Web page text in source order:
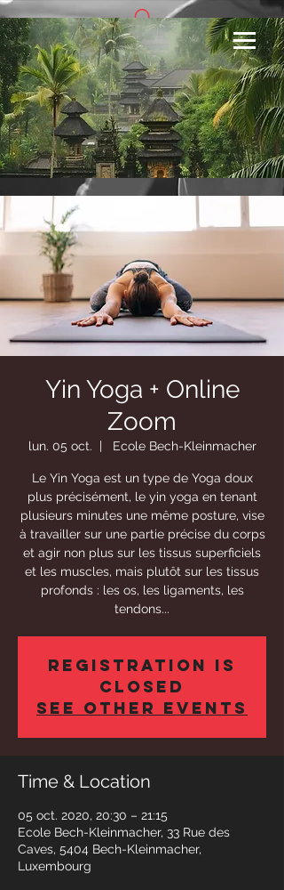
Se connecter
Yin Yoga + Online
Zoom
lun. 05 oct.
  |
Ecole Bech-Kleinmacher
Le Yin Yoga est un type de Yoga doux
plus précisément, le yin yoga en tenant
plusieurs minutes une même posture, vise
à travailler sur une partie précise du corps
et agir non plus sur les tissus superficiels
et les muscles, mais plutôt sur les tissus
profonds : les os, les ligaments, les
tendons...
Registration is
Closed
See other events
Time & Location
05 oct. 2020, 20:30 – 21:15
Ecole Bech-Kleinmacher, 33 Rue des
Caves, 5404 Bech-Kleinmacher,
Luxembourg